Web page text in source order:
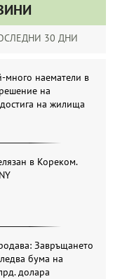
30 ДНИ
много наематели в
на
на жилища
в Кореком.
Завръщането
бума на
долара